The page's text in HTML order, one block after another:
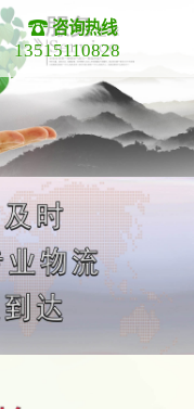
咨询热线
13515110828